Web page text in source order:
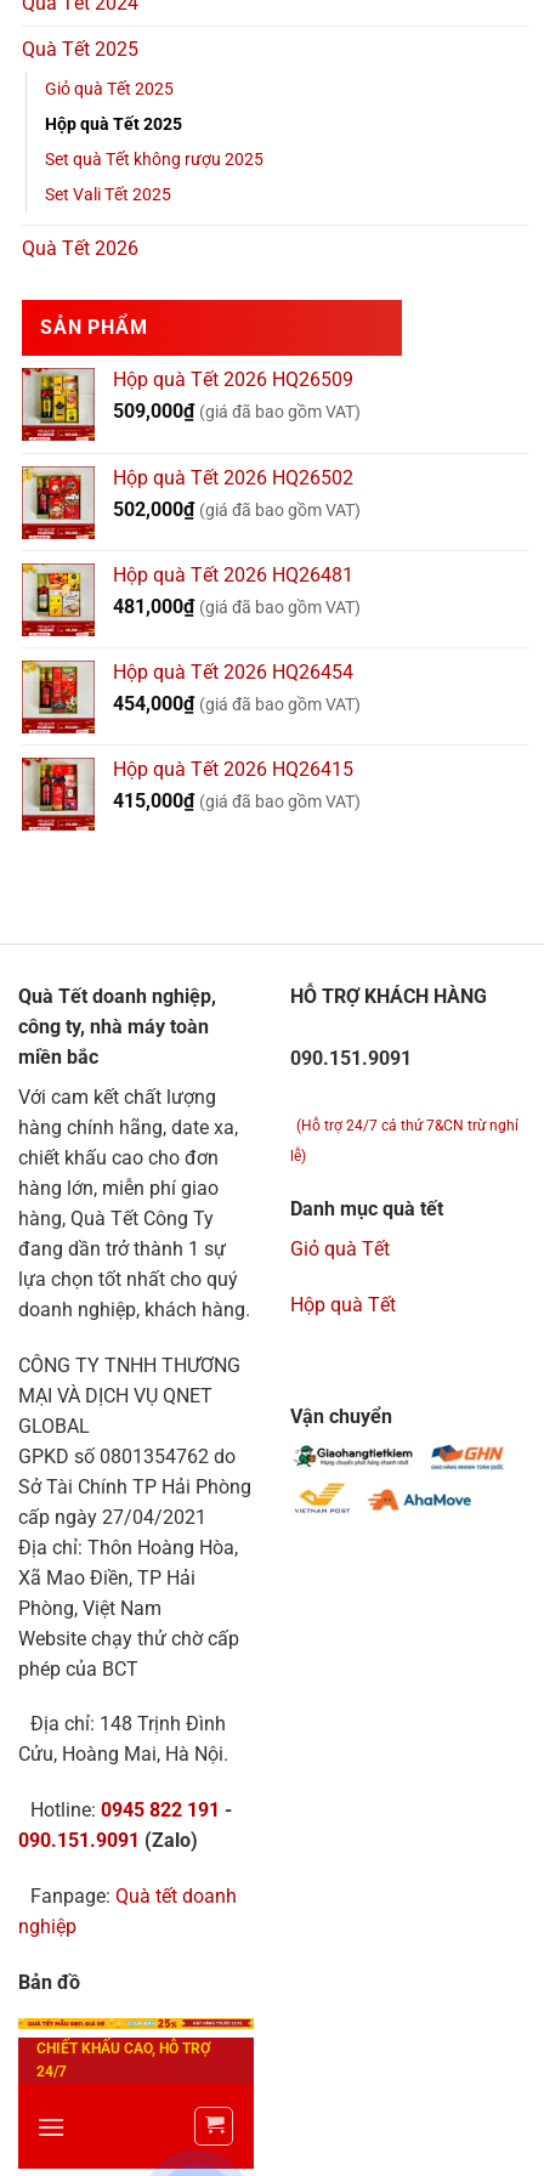
Quà Tết 2025
Giỏ quà Tết 2025
Hộp quà Tết 2025
Set quà Tết không rượu 2025
Set Vali Tết 2025
Quà Tết 2026
SẢN PHẨM
Hộp quà Tết 2026 HQ26509
509,000₫ (giá đã bao gồm VAT)
Hộp quà Tết 2026 HQ26502
502,000₫ (giá đã bao gồm VAT)
Hộp quà Tết 2026 HQ26481
481,000₫ (giá đã bao gồm VAT)
Hộp quà Tết 2026 HQ26454
454,000₫ (giá đã bao gồm VAT)
Hộp quà Tết 2026 HQ26415
415,000₫ (giá đã bao gồm VAT)
Quà Tết doanh nghiệp,
công ty, nhà máy toàn
miền bắc
Với cam kết chất lượng
hàng chính hãng, date xa,
chiết khấu cao cho đơn
hàng lớn, miễn phí giao
hàng, Quà Tết Công Ty
đang dần trở thành 1 sự
lựa chọn tốt nhất cho quý
doanh nghiệp, khách hàng.
CÔNG TY TNHH THƯƠNG
MẠI VÀ DỊCH VỤ QNET
GLOBAL
GPKD số 0801354762 do
Sở Tài Chính TP Hải Phòng
cấp ngày 27/04/2021
Địa chỉ: Thôn Hoàng Hòa,
Xã Mao Điền, TP Hải
Phòng, Việt Nam
Website chạy thử chờ cấp
phép của BCT
Địa chỉ: 148 Trịnh Đình
Cửu, Hoàng Mai, Hà Nội.
Hotline: 0945 822 191 -
090.151.9091 (Zalo)
Fanpage: Quà tết doanh
nghiệp
Bản đồ
HỖ TRỢ KHÁCH HÀNG
090.151.9091
(Hỗ trợ 24/7 cả thứ 7&CN trừ nghỉ
lễ)
Danh mục quà tết
Giỏ quà Tết
Hộp quà Tết
Vận chuyển